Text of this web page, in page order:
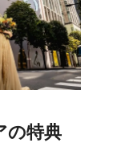
の特典